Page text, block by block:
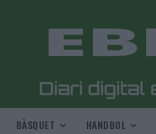
BÀSQUET HANDBOL